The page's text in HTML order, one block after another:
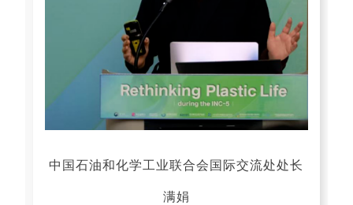
中国石油和化学工业联合会国际交流处处长
满娟